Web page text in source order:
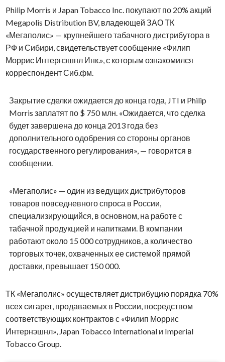
Philip Morris и Japan Tobacco Inc. покупают по 20% акций
Megapolis Distribution BV, владеющей ЗАО ТК
«Мегаполис» — крупнейшего табачного дистрибутора в
РФ и Сибири, свидетельствует сообщение «Филип
Моррис Интернэшнл Инк.», с которым ознакомился
корреспондент Сиб.фм.
Закрытие сделки ожидается до конца года, JTI и Philip
Morris заплатят по $ 750 млн. «Ожидается, что сделка
будет завершена до конца 2013 года без
дополнительного одобрения со стороны органов
государственного регулирования», — говорится в
сообщении.
«Мегаполис» — один из ведущих дистрибуторов
товаров повседневного спроса в России,
специализирующийся, в основном, на работе с
табачной продукцией и напитками. В компании
работают около 15 000 сотрудников, а количество
торговых точек, охваченных ее системой прямой
доставки, превышает 150 000.
ТК «Мегаполис» осуществляет дистрибуцию порядка 70%
всех сигарет, продаваемых в России, посредством
соответствующих контрактов с «Филип Моррис
Интернэшнл», Japan Tobacco International и Imperial
Tobacco Group.